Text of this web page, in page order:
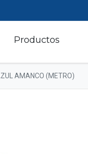
Productos
AMANCO (METRO)